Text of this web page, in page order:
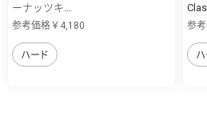
ーナッツキ...
参考価格￥4,180
ハード
参